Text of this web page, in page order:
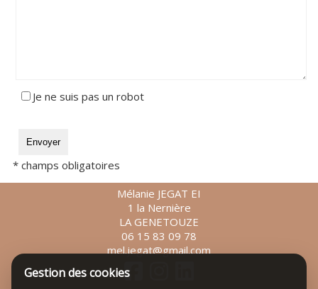
Je ne suis pas un robot
* champs obligatoires
Mélanie JEGAT EI
1 la Nernière
LA GENETOUZE
06 15 83 09 78
mel.jegat@gmail.com
Gestion des cookies